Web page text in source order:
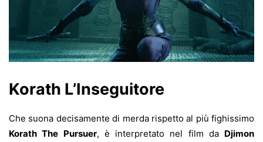
Korath L’Inseguitore
Che suona decisamente di merda rispetto al più fighissimo
Korath The Pursuer, è interpretato nel film da Djimon